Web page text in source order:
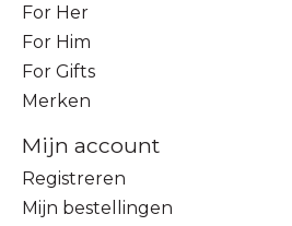
For Her
For Him
For Gifts
Merken
Mijn account
Registreren
Mijn bestellingen